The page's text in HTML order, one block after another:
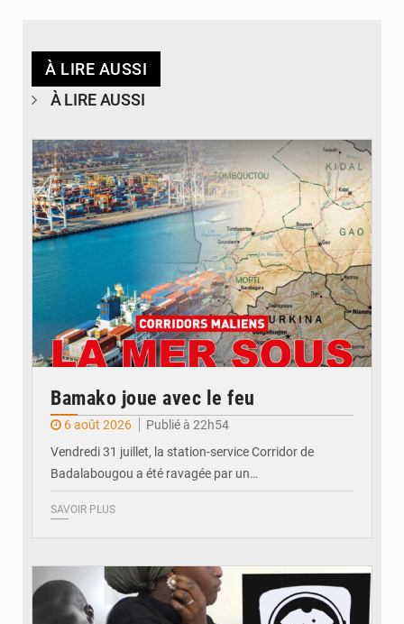
À LIRE AUSSI
À LIRE AUSSI
© JDM
Bamako joue avec le feu
6 août 2026
Publié à 22h54
Vendredi 31 juillet, la station-service Corridor de
Badalabougou a été ravagée par un…
SAVOIR PLUS